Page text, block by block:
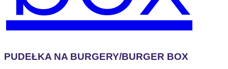
PUDEŁKA NA BURGERY/BURGER BOX